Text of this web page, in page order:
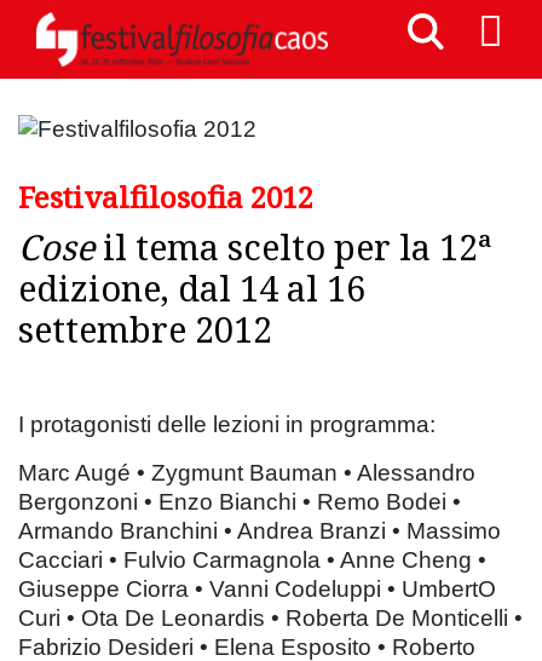
Festivalfilosofia 2012
Coseil tema scelto per la 12ª
edizione, dal 14 al 16
settembre 2012
I protagonisti delle lezioni in programma:
Marc Augé • Zygmunt Bauman • Alessandro
Bergonzoni • Enzo Bianchi • Remo Bodei •
Armando Branchini • Andrea Branzi • Massimo
Cacciari • Fulvio Carmagnola • Anne Cheng •
Giuseppe Ciorra • Vanni Codeluppi • UmbertO
Curi • Ota De Leonardis • Roberta De Monticelli •
Fabrizio Desideri • Elena Esposito • Roberto